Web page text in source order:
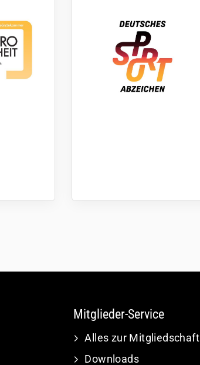
Mitglieder-Service
Alles zur Mitgliedschaft
Downloads